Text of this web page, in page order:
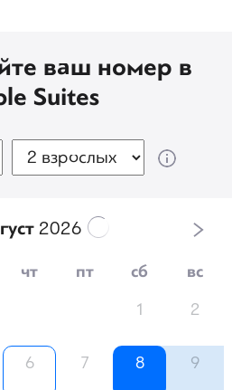
ваш номер в
Suites
2026
чт пт сб
вс
1
2
6 7 8 9